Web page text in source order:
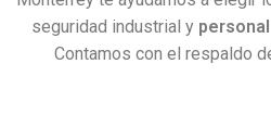
seguridad industrial y
Contamos con el respaldo